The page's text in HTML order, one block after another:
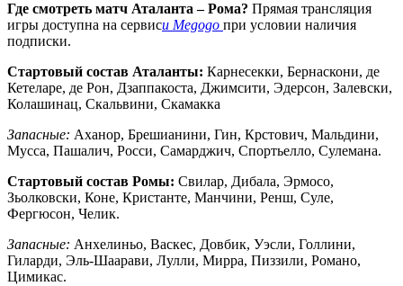
Где смотреть матч Аталанта – Рома? Прямая трансляция
игры доступна на сервиси Megogo при условии наличия
подписки.
Стартовый состав Аталанты: Карнесекки, Бернаскони, де
Кетеларе, де Рон, Дзаппакоста, Джимсити, Эдерсон, Залевски,
Колашинац, Скальвини, Скамакка
Запасные: Аханор, Брешианини, Гин, Крстович, Мальдини,
Мусса, Пашалич, Росси, Самарджич, Спортьелло, Сулемана.
Стартовый состав Ромы: Свилар, Дибала, Эрмосо,
Зьолковски, Коне, Кристанте, Манчини, Ренш, Суле,
Фергюсон, Челик.
Запасные: Анхелиньо, Васкес, Довбик, Уэсли, Голлини,
Гиларди, Эль-Шаарави, Лулли, Мирра, Пиззили, Романо,
Цимикас.